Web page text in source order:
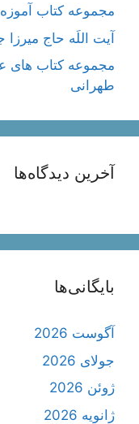
مجموعه کتاب
آیت اللَه حاج میرزا
مجموعه کتاب های
طهرانی
آخرین دیدگاه‌ها
بایگانی‌ها
آگوست 2026
جولای 2026
ژوئن 2026
ژانویه 2026